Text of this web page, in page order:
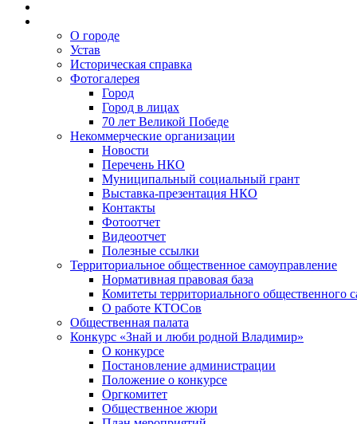
О городе
Устав
Историческая справка
Фотогалерея
Город
Город в лицах
70 лет Великой Победе
Некоммерческие организации
Новости
Перечень НКО
Муниципальный социальный грант
Выставка-презентация НКО
Контакты
Фотоотчет
Видеоотчет
Полезные ссылки
Территориальное общественное самоуправление
Нормативная правовая база
Комитеты территориального общественного
О работе КТОСов
Общественная палата
Конкурс «Знай и люби родной Владимир»
О конкурсе
Постановление администрации
Положение о конкурсе
Оргкомитет
Общественное жюри